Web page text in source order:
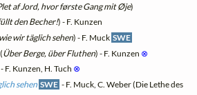
af Jord, hvor første Gang mit Øje)
den Becher!) - F. Kunzen
wir täglich sehen) - F. Muck SWE
(Über Berge, über Fluthen) - F. Kunzen ⊗
- F. Kunzen, H. Tuch ⊗
sehen SWE - F. Muck, C. Weber (Die Lethe des